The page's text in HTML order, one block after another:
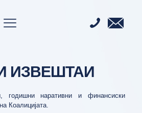
ИЗВЕШТАИ
годишни наративни и финансиски
Коалицијата.